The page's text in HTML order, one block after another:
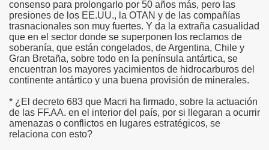
consenso para prolongarlo por 50 años más, pero las
presiones de los EE.UU., la OTAN y de las compañías
trasnacionales son muy fuertes. Y da la extraña casualidad
que en el sector donde se superponen los reclamos de
soberanía, que están congelados, de Argentina, Chile y
Gran Bretaña, sobre todo en la península antártica, se
encuentran los mayores yacimientos de hidrocarburos del
continente antártico y una buena provisión de minerales.
* ¿El decreto 683 que Macri ha firmado, sobre la actuación
de las FF.AA. en el interior del país, por si llegaran a ocurrir
amenazas o conflictos en lugares estratégicos, se
relaciona con esto?